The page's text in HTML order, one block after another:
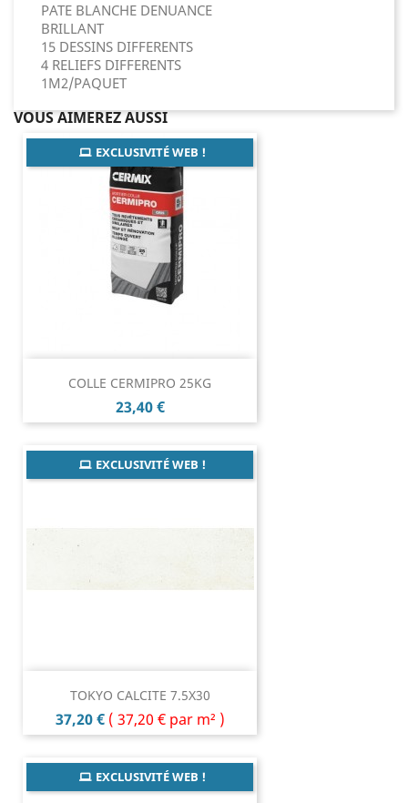
PATE BLANCHE DENUANCE
BRILLANT
15 DESSINS DIFFERENTS
4 RELIEFS DIFFERENTS
1M2/PAQUET
VOUS AIMEREZ AUSSI
COLLE CERMIPRO 25KG
Prix
23,40 €
EXCLUSIVITÉ WEB !
TOKYO CALCITE 7.5X30
Prix
37,20 € ( 37,20 € par m² )
EXCLUSIVITÉ WEB !
EXCLUSIVITÉ WEB !